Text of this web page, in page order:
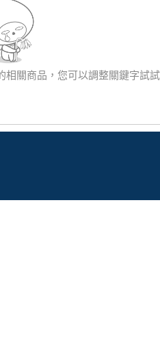
相關商品，您可以調整關鍵字試